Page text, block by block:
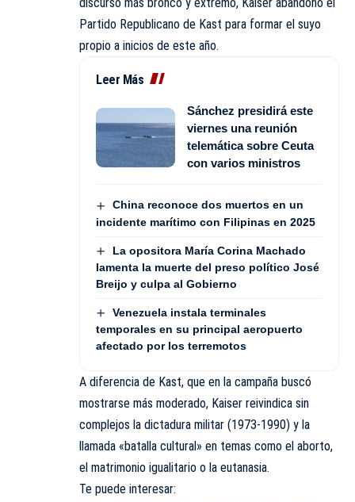
discurso más bronco y extremo, Kaiser abandonó el
Partido Republicano de Kast para formar el suyo
propio a inicios de este año.
Leer Más
Sánchez presidirá este
viernes una reunión
telemática sobre Ceuta
con varios ministros
China reconoce dos muertos en un
incidente marítimo con Filipinas en 2025
La opositora María Corina Machado
lamenta la muerte del preso político José
Breijo y culpa al Gobierno
Venezuela instala terminales
temporales en su principal aeropuerto
afectado por los terremotos
A diferencia de Kast, que en la campaña buscó
mostrarse más moderado, Kaiser reivindica sin
complejos la dictadura militar (1973-1990) y la
llamada «batalla cultural» en temas como el aborto,
el matrimonio igualitario o la eutanasia.
Te puede interesar: